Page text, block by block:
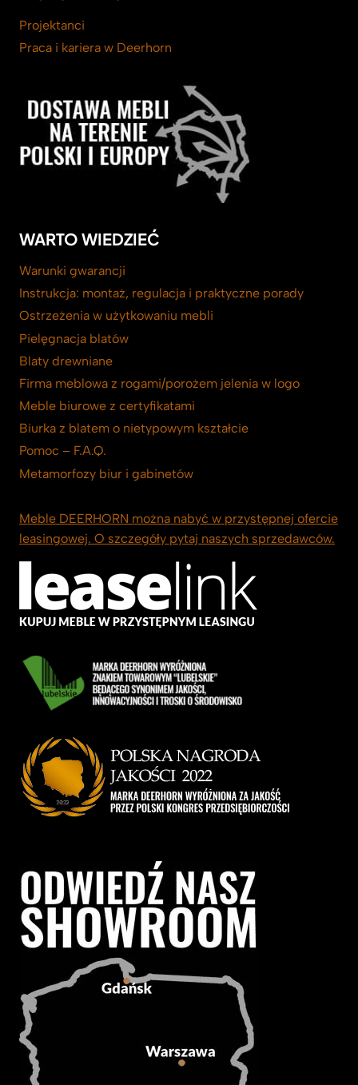
Projektanci
Praca i kariera w Deerhorn
WARTO WIEDZIEĆ
Warunki gwarancji
Instrukcja: montaż, regulacja i praktyczne porady
Ostrzeżenia w użytkowaniu mebli
Pielęgnacja blatów
Blaty drewniane
Firma meblowa z rogami/porożem jelenia w logo
Meble biurowe z certyfikatami
Biurka z blatem o nietypowym kształcie
Pomoc – F.A.Q.
Metamorfozy biur i gabinetów
Meble DEERHORN można nabyć w przystępnej ofercie
leasingowej. O szczegóły pytaj naszych sprzedawców.